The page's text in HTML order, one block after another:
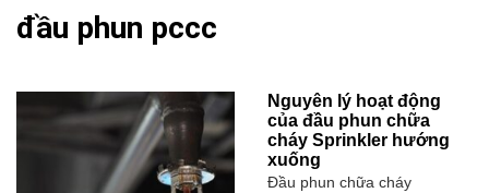
đầu phun pccc
Nguyên lý hoạt động
của đầu phun chữa
cháy Sprinkler hướng
xuống
Đầu phun chữa cháy